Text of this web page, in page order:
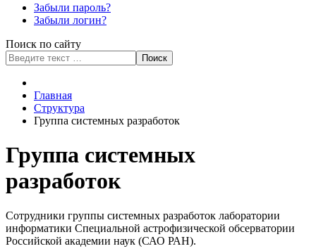
Забыли пароль?
Забыли логин?
Поиск по сайту
for results.
Поиск
Главная
Структура
Группа системных разработок
Группа системных
разработок
Сотрудники группы системных разработок лаборатории
информатики Специальной астрофизической обсерватории
Российской академии наук (САО РАН).